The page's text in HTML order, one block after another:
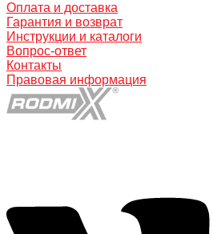
Оплата и доставка
Гарантия и возврат
Инструкции и каталоги
Вопрос-ответ
Контакты
Правовая информация